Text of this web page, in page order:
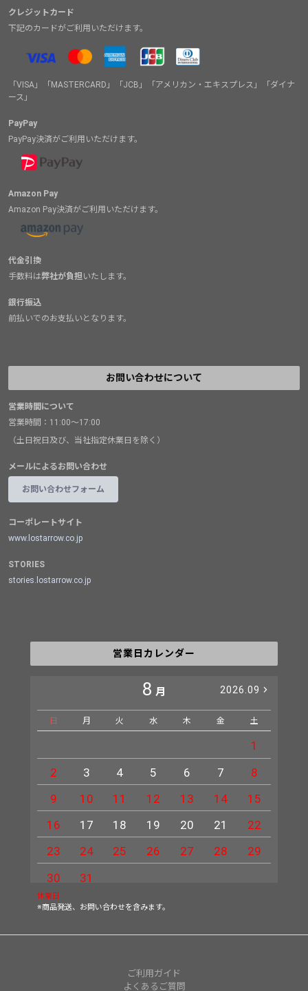
クレジットカード
下記のカードがご利用いただけます。
「VISA」「MASTERCARD」「JCB」「アメリカン・エキスプレス」「ダイナ
ース」
PayPay
PayPay決済がご利用いただけます。
Amazon Pay
Amazon Pay決済がご利用いただけます。
代金引換
手数料は弊社が負担いたします。
銀行振込
前払いでのお支払いとなります。
お問い合わせについて
営業時間について
営業時間：11:00～17:00
（土日祝日及び、当社指定休業日を除く）
メールによるお問い合わせ
お問い合わせフォーム
コーポレートサイト
www.lostarrow.co.jp
STORIES
stories.lostarrow.co.jp
営業日カレンダー
8 月 2026.09
日 月 火 水 木 金 土
1
2
3 4 5 6 7
8
9
10 11 12 13 14
15
16
17 18 19 20 21
22
23
24 25 26 27 28
29
30
31
休業日
※商品発送、お問い合わせを含みます。
ご利用ガイド
よくあるご質問